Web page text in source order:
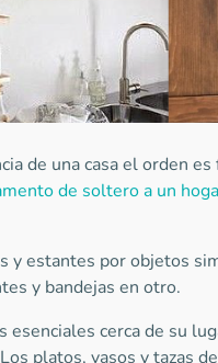
de una casa el orden
de soltero a un
y estantes por objetos
y bandejas en otro.
esenciales cerca de su
platos, vasos y tazas